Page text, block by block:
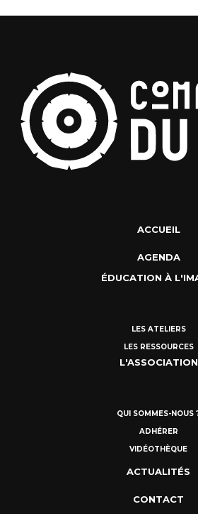
ACCUEIL
AGENDA
ÉDUCATION À
LES ATELIERS
LES RESSOURCES
L'ASSOCIATION
QUI SOMMES-NOUS
ADHÉRER
VIDÉOTHÈQUE
ACTUALITÉS
CONTACT